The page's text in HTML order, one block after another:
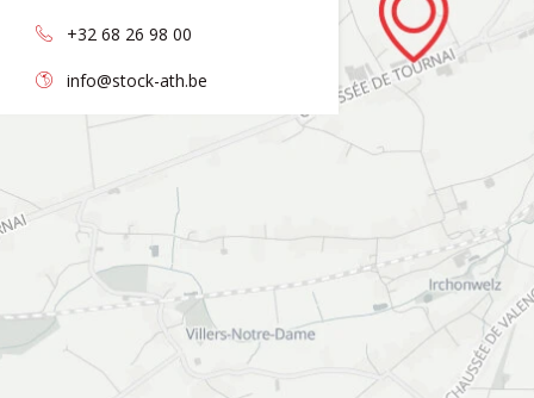
+32 68 26 98 00
info@stock-ath.be